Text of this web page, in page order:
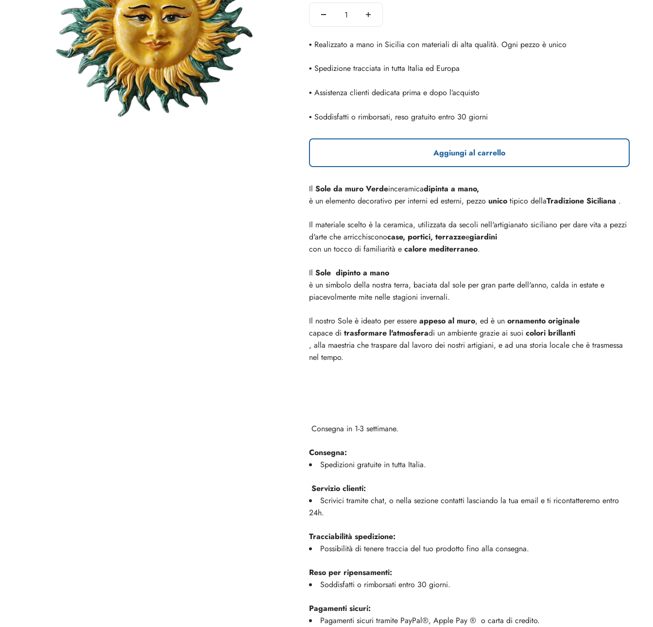
▪ Realizzato a mano in Sicilia con materiali di alta qualità. Ogni pezzo è unico
▪ Spedizione tracciata in tutta Italia ed Europa
▪ Assistenza clienti dedicata prima e dopo l’acquisto
▪ Soddisfatti o rimborsati, reso gratuito entro 30 giorni
Aggiungi al carrello
Il Sole da muro Verdeinceramicadipinta a mano,
è un elemento decorativo per interni ed esterni, pezzo unico tipico dellaTradizione Siciliana .
Il materiale scelto è la ceramica, utilizzata da secoli nell'artigianato siciliano per dare vita a pezzi
d'arte che arricchisconocase, portici, terrazzeegiardini
con un tocco di familiarità e calore mediterraneo.
Il Sole dipinto a mano
è un simbolo della nostra terra, baciata dal sole per gran parte dell'anno, calda in estate e
piacevolmente mite nelle stagioni invernali.
Il nostro Sole è ideato per essere appeso al muro, ed è un ornamento originale
capace di trasformare l'atmosferadi un ambiente grazie ai suoi colori brillanti
, alla maestria che traspare dal lavoro dei nostri artigiani, e ad una storia locale che è trasmessa
nel tempo.
Consegna in 1-3 settimane.
Consegna:
Spedizioni gratuite in tutta Italia.
Servizio clienti:
Scrivici tramite chat, o nella sezione contatti lasciando la tua email e ti ricontatteremo entro
24h.
Tracciabilità spedizione:
Possibilità di tenere traccia del tuo prodotto fino alla consegna.
Reso per ripensamenti:
Soddisfatti o rimborsati entro 30 giorni.
Pagamenti sicuri:
Pagamenti sicuri tramite PayPal®, Apple Pay ® o carta di credito.